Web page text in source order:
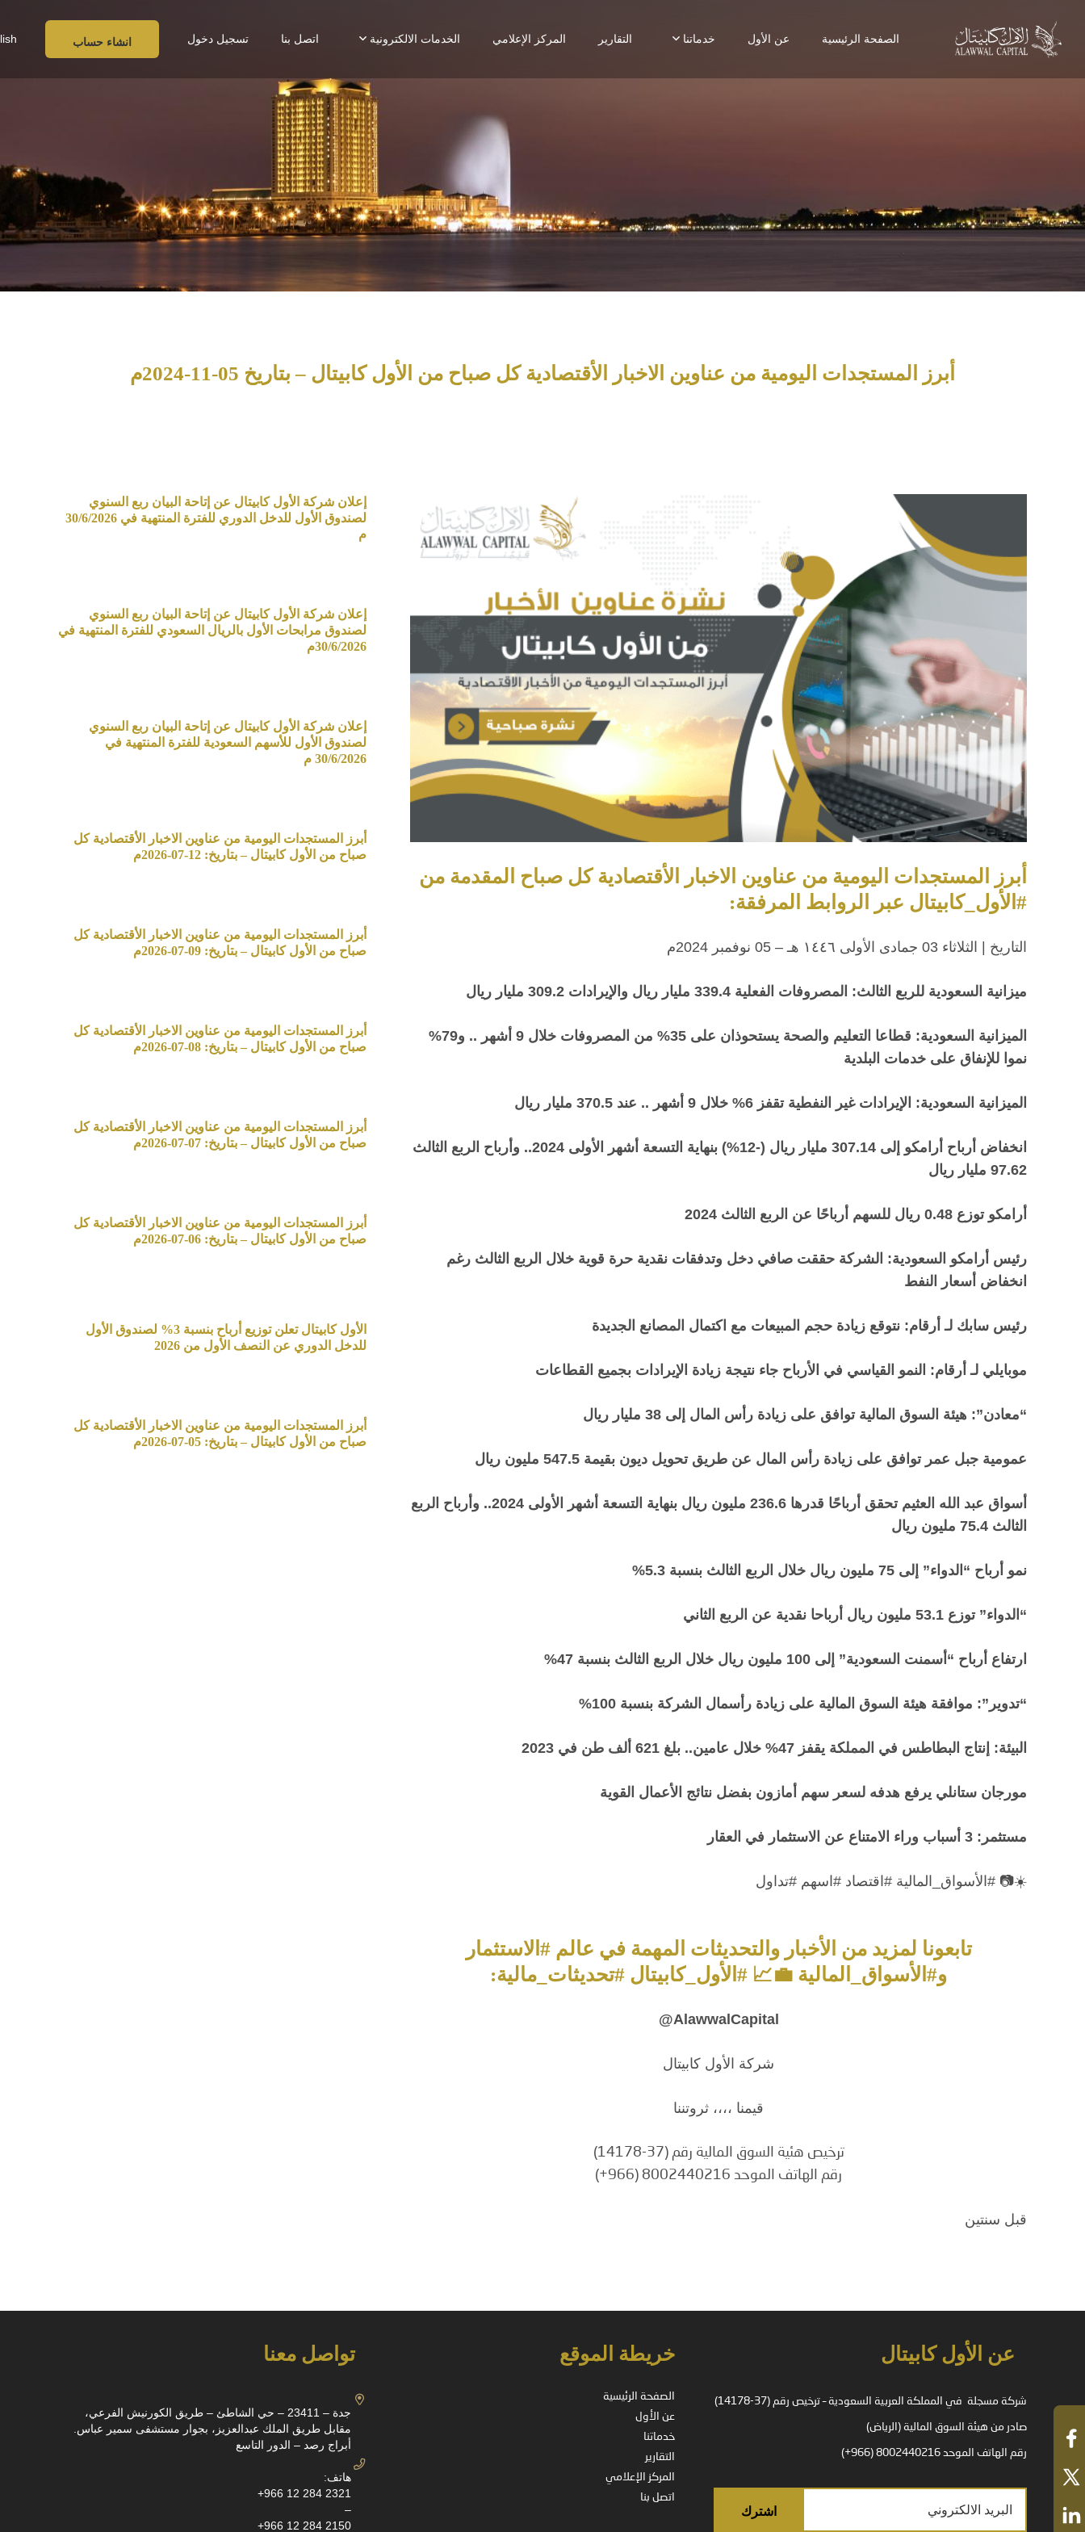
الصفحة الرئيسية عن الأول خدماتنا التقارير المركز الإعلامي الخدمات الالكترونية اتصل بنا تسجيل دخول انشاء حساب
أبرز المستجدات اليومية من عناوين الاخبار الأقتصادية كل صباح من الأول كابيتال – بتاريخ 05-11-2024م
أبرز المستجدات اليومية من عناوين الاخبار الأقتصادية كل صباح المقدمة من
#الأول_كابيتال عبر الروابط المرفقة:
التاريخ | الثلاثاء 03 جمادى الأولى ١٤٤٦ هـ – 05 نوفمبر 2024م
ميزانية السعودية للربع الثالث: المصروفات الفعلية 339.4 مليار ريال والإيرادات 309.2 مليار ريال
الميزانية السعودية: قطاعا التعليم والصحة يستحوذان على 35% من المصروفات خلال 9 أشهر .. و79%
نموا للإنفاق على خدمات البلدية
الميزانية السعودية: الإيرادات غير النفطية تقفز 6% خلال 9 أشهر .. عند 370.5 مليار ريال
انخفاض أرباح أرامكو إلى 307.14 مليار ريال (-12%) بنهاية التسعة أشهر الأولى 2024.. وأرباح الربع الثالث
97.62 مليار ريال
أرامكو توزع 0.48 ريال للسهم أرباحًا عن الربع الثالث 2024
رئيس أرامكو السعودية: الشركة حققت صافي دخل وتدفقات نقدية حرة قوية خلال الربع الثالث رغم
انخفاض أسعار النفط
رئيس سابك لـ أرقام: نتوقع زيادة حجم المبيعات مع اكتمال المصانع الجديدة
موبايلي لـ أرقام: النمو القياسي في الأرباح جاء نتيجة زيادة الإيرادات بجميع القطاعات
“معادن”: هيئة السوق المالية توافق على زيادة رأس المال إلى 38 مليار ريال
عمومية جبل عمر توافق على زيادة رأس المال عن طريق تحويل ديون بقيمة 547.5 مليون ريال
أسواق عبد الله العثيم تحقق أرباحًا قدرها 236.6 مليون ريال بنهاية التسعة أشهر الأولى 2024.. وأرباح الربع
الثالث 75.4 مليون ريال
نمو أرباح “الدواء” إلى 75 مليون ريال خلال الربع الثالث بنسبة 5.3 %
“ الدواء” توزع 53.1 مليون ريال أرباحا نقدية عن الربع الثاني
ارتفاع أرباح “أسمنت السعودية” إلى 100 مليون ريال خلال الربع الثالث بنسبة 47 %
“تدوير”: موافقة هيئة السوق المالية على زيادة رأسمال الشركة بنسبة 100 %
البيئة: إنتاج البطاطس في المملكة يقفز 47% خلال عامين.. بلغ 621 ألف طن في 2023
مورجان ستانلي يرفع هدفه لسعر سهم أمازون بفضل نتائج الأعمال القوية
مستثمر: 3 أسباب وراء الامتناع عن الاستثمار في العقار
☀️📷 #الأسواق_المالية #اقتصاد #اسهم #تداول
تابعونا لمزيد من الأخبار والتحديثات المهمة في عالم #الاستثمار
و#الأسواق_المالية 💼📈 #الأول_كابيتال #تحديثات_مالية:
AlawwalCapital
@
شركة الأول كابيتال
قيمنا ،،،، ثروتننا
ترخيص هئية السوق المالية رقم (37-14178)
رقم الهاتف الموحد 8002440216 (966+)
قبل سنتين
إعلان شركة الأول كابيتال عن إتاحة البيان ربع السنوي
م
إعلان شركة الأول كابيتال عن إتاحة البيان ربع السنوي
لصندوق مرابحات الأول بالريال السعودي للفترة المنتهية في
30/6/2026م
إعلان شركة الأول كابيتال عن إتاحة البيان ربع السنوي
لصندوق الأول للأسهم السعودية للفترة المنتهية في
30/6/2026 م
أبرز المستجدات اليومية من عناوين الاخبار الأقتصادية كل
صباح من الأول كابيتال – بتاريخ: 12-07-2026م
أبرز المستجدات اليومية من عناوين الاخبار الأقتصادية كل
صباح من الأول كابيتال – بتاريخ: 09-07-2026م
أبرز المستجدات اليومية من عناوين الاخبار الأقتصادية كل
صباح من الأول كابيتال – بتاريخ: 08-07-2026م
أبرز المستجدات اليومية من عناوين الاخبار الأقتصادية كل
صباح من الأول كابيتال – بتاريخ: 07-07-2026م
أبرز المستجدات اليومية من عناوين الاخبار الأقتصادية كل
صباح من الأول كابيتال – بتاريخ: 06-07-2026م
الأول كابيتال تعلن توزيع أرباح بنسبة 3% لصندوق الأول
للدخل الدوري عن النصف الأول من 2026
أبرز المستجدات اليومية من عناوين الاخبار الأقتصادية كل
صباح من الأول كابيتال – بتاريخ: 05-07-2026م
عن الأول كابيتال
شركة مسجلة في المملكة العربية السعودية – ترخيص رقم (37-14178)
صادر من هيئة السوق المالية (الرياض)
رقم الهاتف الموحد 8002440216 (966+)
خريطة الموقع
الصفحة الرئيسية
عن الأول
خدماتنا
التقارير
المركز الإعلامي
اتصل بنا
تواصل معنا
جدة – 23411 – حي الشاطئ – طريق الكورنيش الفرعي،
مقابل طريق الملك عبدالعزيز، بجوار مستشفى سمير عباس.
أبراج رصد – الدور التاسع
هاتف:
+966 12 284 2321
–
+966 12 284 2150